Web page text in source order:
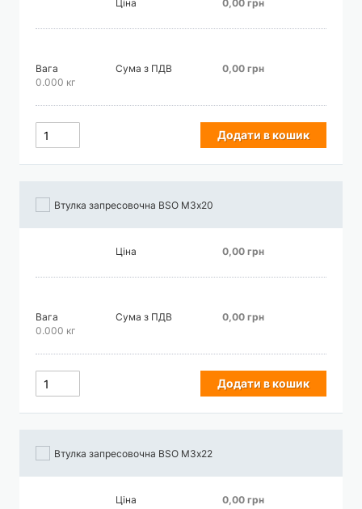
Ціна 0,00 грн
Вага
0.000 кг
Сума з ПДВ 0,00 грн
Додати в кошик
Втулка запресовочна BSO М3х20
Ціна 0,00 грн
Вага
0.000 кг
Сума з ПДВ 0,00 грн
Додати в кошик
Втулка запресовочна BSO М3х22
Ціна 0,00 грн